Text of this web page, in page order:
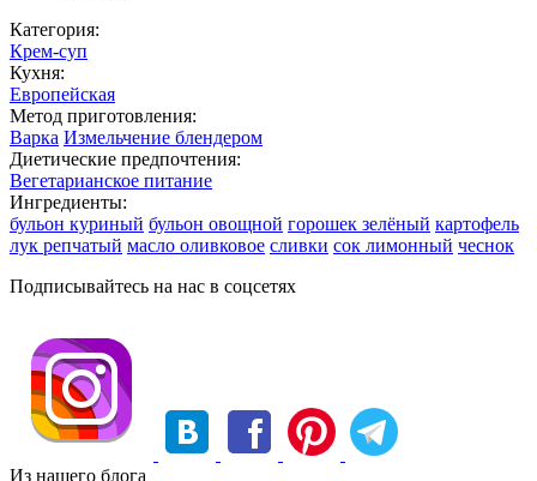
Категория:
Крем-суп
Кухня:
Европейская
Метод приготовления:
Варка Измельчение блендером
Диетические предпочтения:
Вегетарианское питание
Ингредиенты:
бульон куриный бульон овощной горошек зелёный картофель
лук репчатый масло оливковое сливки сок лимонный чеснок
Подписывайтесь на нас в соцсетях
Из нашего блога